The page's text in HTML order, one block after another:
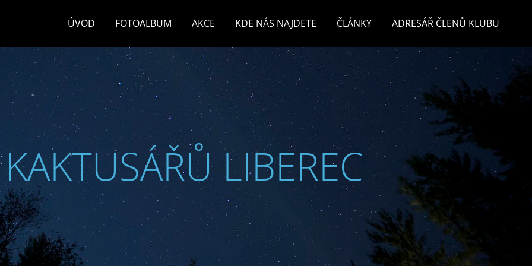
ÚVOD FOTOALBUM AKCE KDE NÁS NAJDETE ČLÁNKY ADRESÁŘ ČLENŮ KLUBU
LIBEREC